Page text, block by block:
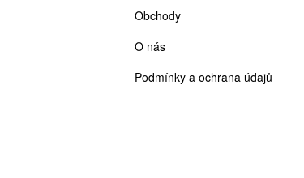
Obchody
O nás
Podmínky a ochrana údajů